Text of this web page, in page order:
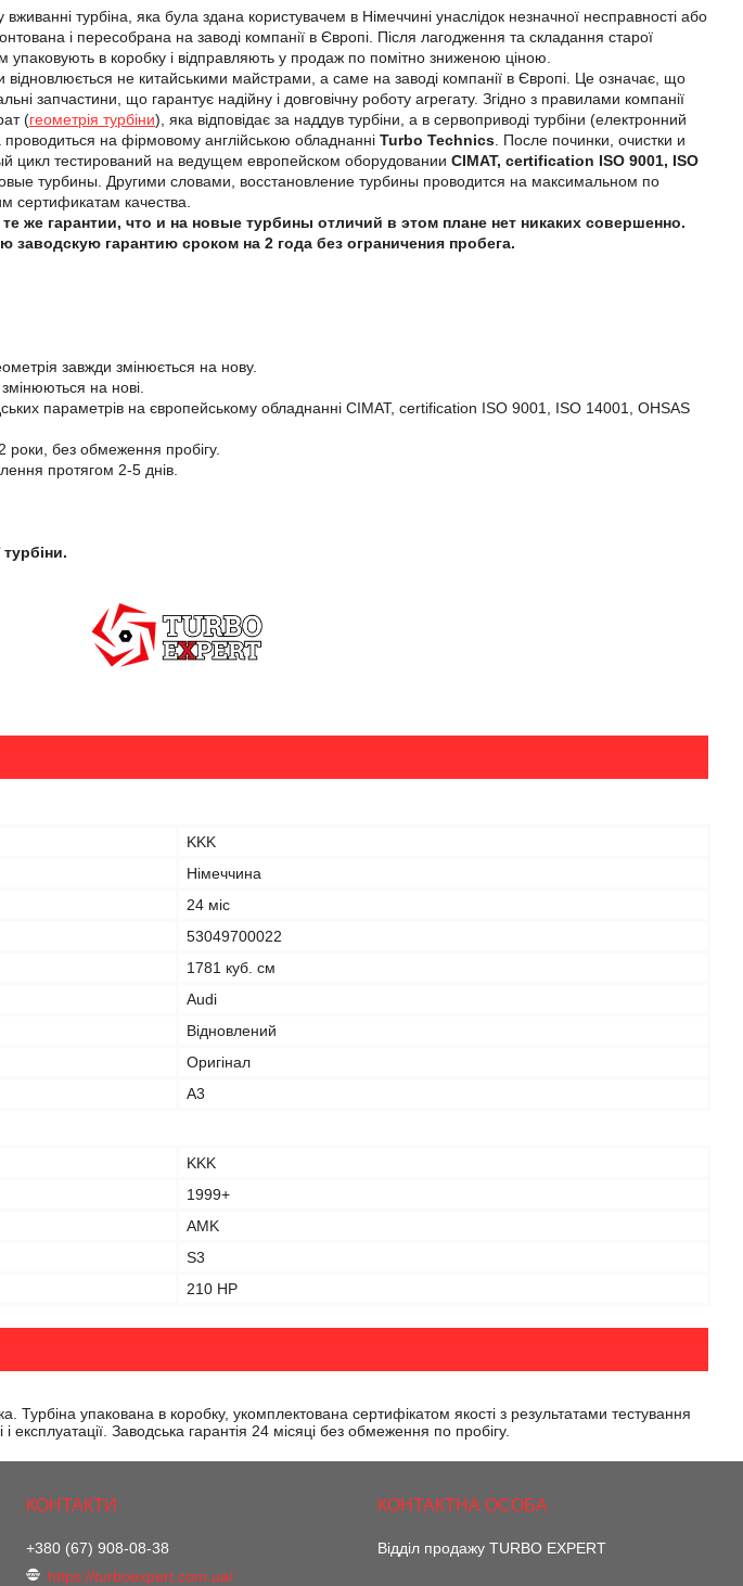
турбіна, яка була здана користувачем в Німеччині унаслідок незначної несправності або
і пересобрана на заводі компанії в Європі. Після лагодження та складання старої
упаковують в коробку і відправляють у продаж по помітно зниженою ціною.
не китайськими майстрами, а саме на заводі компанії в Європі. Це означає, що
запчастини, що гарантує надійну і довговічну роботу агрегату. Згідно з правилами компанії
(геометрія турбіни), яка відповідає за наддув турбіни, а в сервоприводі турбіни (електронний
на фірмовому англійською обладнанні Turbo Technics . После починки, очистки и
цикл тестирований на ведущем европейском оборудовании CIMAT, certification ISO 9001, ISO
турбины. Другими словами, восстановление турбины проводится на максимальном по
сертификатам качества.
же гарантии, что и на новые турбины отличий в этом плане нет никаких совершенно.
гарантию сроком на 2 года без ограничения пробега.
завжди змінюється на нову.
на нові.
параметрів на європейському обладнанні CIMAT, certification ISO 9001, ISO 14001, OHSAS
роки, без обмеження пробігу.
протягом 2-5 днів.
KKK
Німеччина
24 міс
53049700022
1781 куб. см
Audi
Відновлений
Оригінал
A3
KKK
1999+
AMK
S3
210 HP
Турбіна упакована в коробку, укомплектована сертифікатом якості з результатами тестування
експлуатації. Заводська гарантія 24 місяці без обмеження по пробігу.
+380 (67) 908-08-38
https://turboexpert.com.ua/
Відділ продажу TURBO EXPERT